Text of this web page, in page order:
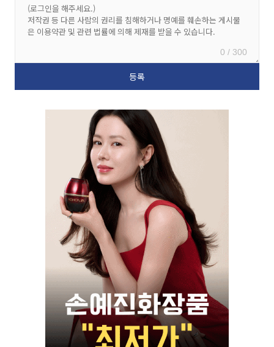
0 / 300